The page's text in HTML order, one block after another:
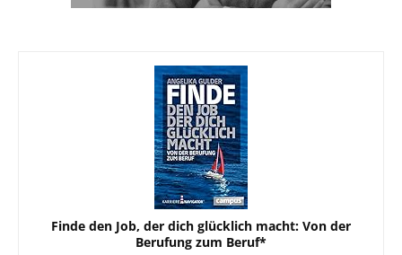
Finde den Job, der dich glücklich macht: Von der
Berufung zum Beruf*